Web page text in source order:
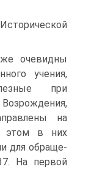
очевидны
учения,
при
на
этом в них
для обраще­
На первой